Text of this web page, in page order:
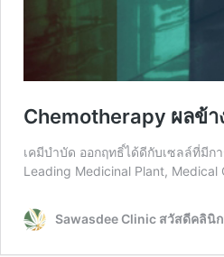
Chemotherapy ผลข้า
เคมีบำบัด ออกฤทธิ์ได้ดีกับเซลล์ที่มีก
Leading Medicinal Plant,
Sawasdee Clinic สวัสดีคลินิ